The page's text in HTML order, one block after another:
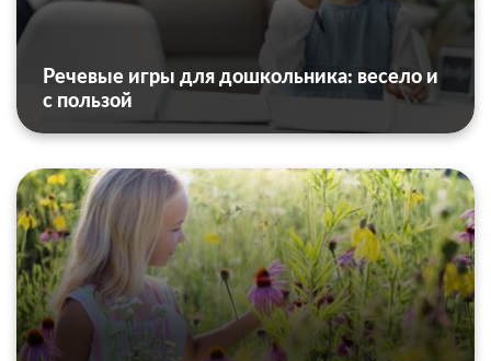
Речевые игры для дошкольника: весело и
с пользой